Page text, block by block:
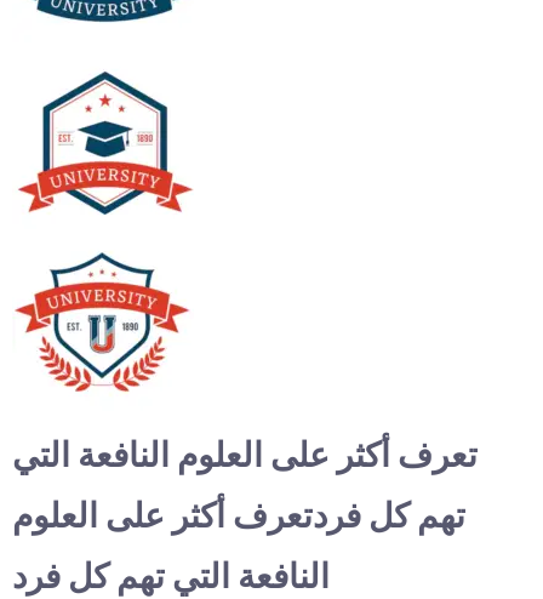
تعرف أكثر على العلوم النافعة التي
تهم كل فردتعرف أكثر على العلوم
النافعة التي تهم كل فرد